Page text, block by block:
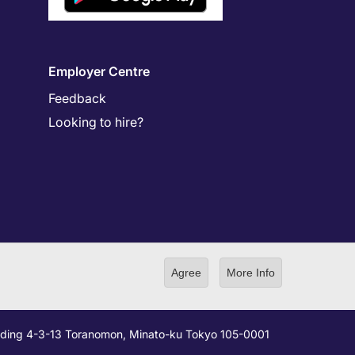
Employer Centre
Feedback
Looking to hire?
4-3-13 Toranomon, Minato-ku Tokyo 105-0001
Agree More Info